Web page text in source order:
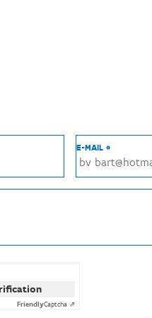
E-MAIL *
FriendlyCaptcha ⇗